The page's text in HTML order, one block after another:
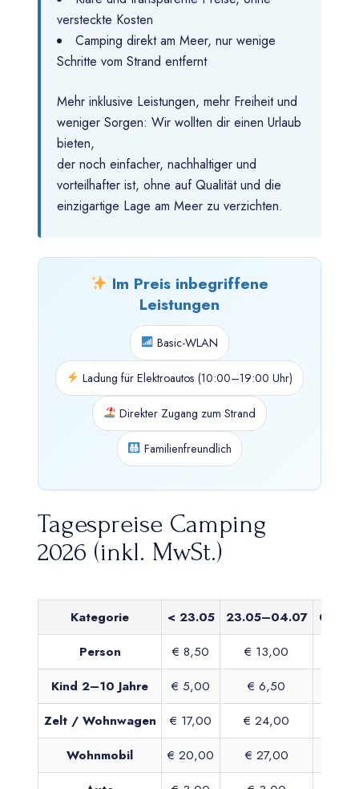
versteckte Kosten
Camping direkt am Meer, nur wenige
Schritte vom Strand entfernt
Mehr inklusive Leistungen, mehr Freiheit und
weniger Sorgen: Wir wollten dir einen Urlaub
bieten,
der noch einfacher, nachhaltiger und
vorteilhafter ist, ohne auf Qualität und die
einzigartige Lage am Meer zu verzichten.
Im Preis inbegriffene
Leistungen
Basic-WLAN
Ladung für Elektroautos (10:00–19:00 Uhr)
Direkter Zugang zum Strand
Familienfreundlich
Tagespreise Camping
2026 (inkl. MwSt.)
Kategorie < 23.05 23.05–04.07
Person
€ 8,50 € 13,00
Kind 2–10 Jahre
€ 5,00 € 6,50
Zelt / Wohnwagen
€ 17,00 € 24,00
Wohnmobil
€ 20,00 € 27,00